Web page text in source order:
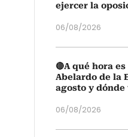
ejercer la
06/08/2026
🔴A qué hora
Abelardo de la
agosto y dónde
06/08/2026